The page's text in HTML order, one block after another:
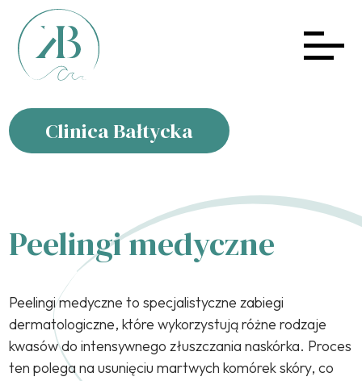
Clinica Bałtycka
Peelingi medyczne
Peelingi medyczne to specjalistyczne zabiegi
dermatologiczne, które wykorzystują różne rodzaje
kwasów do intensywnego złuszczania naskórka. Proces
ten polega na usunięciu martwych komórek skóry, co